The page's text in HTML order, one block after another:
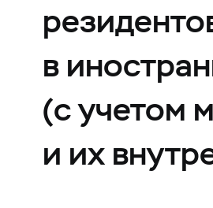
в
(с учетом
и их